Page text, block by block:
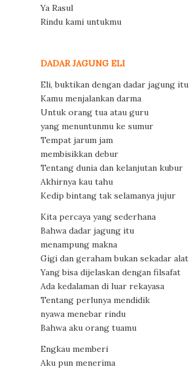
Ya Rasul
Rindu kami untukmu
DADAR JAGUNG ELI
Eli, buktikan dengan dadar jagung itu
Kamu menjalankan darma
Untuk orang tua atau guru
yang menuntunmu ke sumur
Tempat jarum jam
membisikkan debur
Tentang dunia dan kelanjutan kubur
Akhirnya kau tahu
Kedip bintang tak selamanya jujur
Kita percaya yang sederhana
Bahwa dadar jagung itu
menampung makna
Gigi dan geraham bukan sekadar alat
Yang bisa dijelaskan dengan filsafat
Ada kedalaman di luar rekayasa
Tentang perlunya mendidik
nyawa menebar rindu
Bahwa aku orang tuamu
Engkau memberi
Aku pun menerima